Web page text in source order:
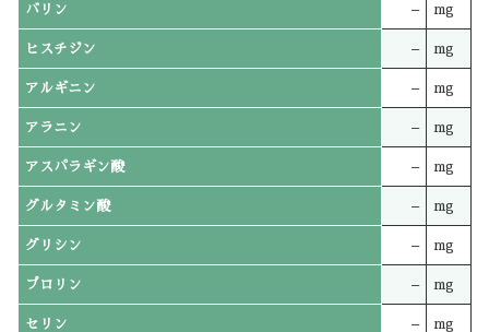
バリン – mg
ヒスチジン – mg
アルギニン – mg
アラニン – mg
アスパラギン酸 – mg
グルタミン酸 – mg
グリシン – mg
プロリン – mg
セリン – mg